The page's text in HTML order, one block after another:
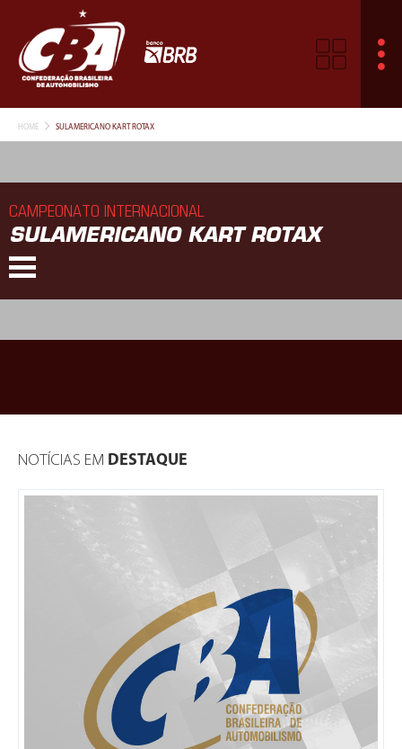
HOME SULAMERICANO KART ROTAX
CAMPEONATO INTERNACIONAL
SULAMERICANO KART ROTAX
NOTÍCIAS EM DESTAQUE